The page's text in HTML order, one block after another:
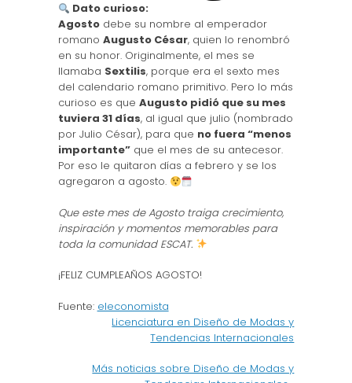
Dato curioso:
Agostodebe su nombre al emperador
romano Augusto César, quien lo renombró
en su honor. Originalmente, el mes se
llamaba Sextilis, porque era el sexto mes
del calendario romano primitivo. Pero lo más
curioso es que Augusto pidió que su mes
tuviera 31 días, al igual que julio (nombrado
por Julio César), para que no fuera “menos
importante”que el mes de su antecesor.
Por eso le quitaron días a febrero y se los
agregaron a agosto.
Que este mes de Agosto traiga crecimiento,
inspiración y momentos memorables para
toda la comunidad ESCAT.
¡FELIZ CUMPLEAÑOS AGOSTO!
Fuente: eleconomista
Licenciatura en Diseño de Modas y
Tendencias Internacionales
Más noticias sobre Diseño de Modas y